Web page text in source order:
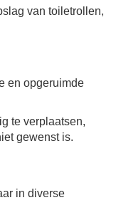
van toiletrollen,
en opgeruimde
te verplaatsen,
gewenst is.
in diverse